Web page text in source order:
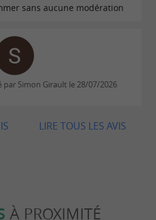
sans aucune modération
par Simon Girault le 28/07/2026
LIRE TOUS LES AVIS
À PROXIMITÉ